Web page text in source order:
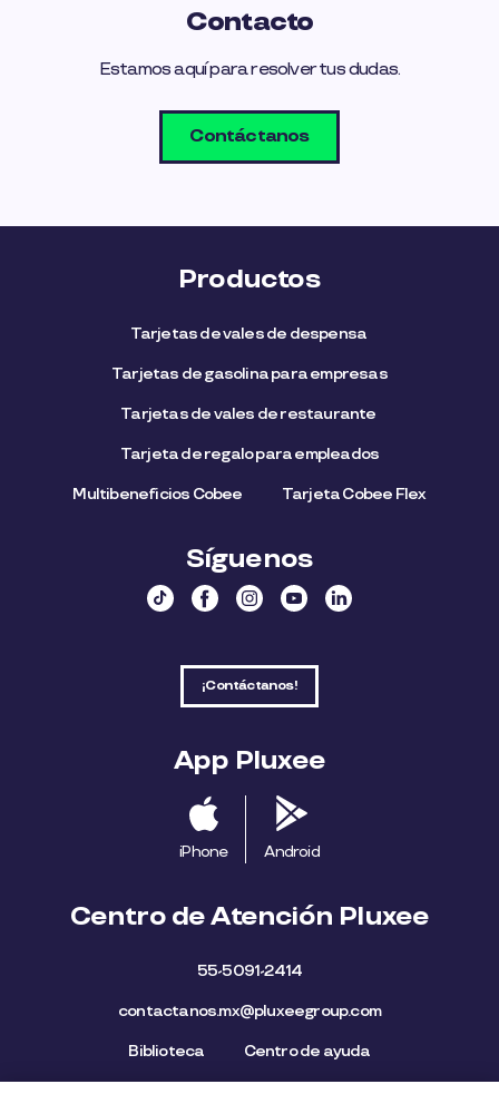
Contacto
Estamos aquí para resolver tus dudas.
Contáctanos
Productos
Tarjetas de vales de despensa
Tarjetas de gasolina para empresas
Tarjetas de vales de restaurante
Tarjeta de regalo para empleados​
Multibeneficios Cobee Tarjeta Cobee Flex
Síguenos
¡Contáctanos!
App Pluxee
iPhone Android
Centro de Atención Pluxee
55-5091-2414
contactanos.mx@pluxeegroup.com
Biblioteca Centro de ayuda